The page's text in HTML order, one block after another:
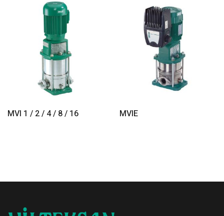
Read More
MVI 1 / 2 / 4 / 8 / 16 MVIE